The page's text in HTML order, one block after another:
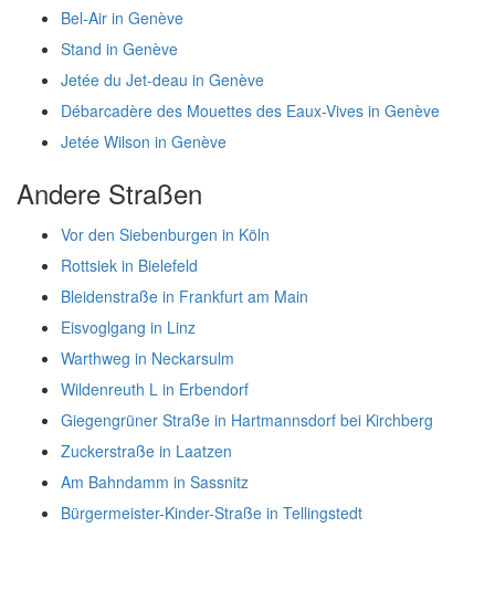
Bel-Air in Genève
Stand in Genève
Jetée du Jet-deau in Genève
Débarcadère des Mouettes des Eaux-Vives in Genève
Jetée Wilson in Genève
Andere Straßen
Vor den Siebenburgen in Köln
Rottsiek in Bielefeld
Bleidenstraße in Frankfurt am Main
Eisvoglgang in Linz
Warthweg in Neckarsulm
Wildenreuth L in Erbendorf
Giegengrüner Straße in Hartmannsdorf bei Kirchberg
Zuckerstraße in Laatzen
Am Bahndamm in Sassnitz
Bürgermeister-Kinder-Straße in Tellingstedt